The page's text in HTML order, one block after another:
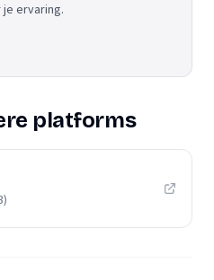
ervaring.
platforms
)